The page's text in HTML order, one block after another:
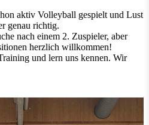
aktiv Volleyball gespielt und Lust
genau richtig.
nach einem 2. Zuspieler, aber
herzlich willkommen!
und lern uns kennen. Wir